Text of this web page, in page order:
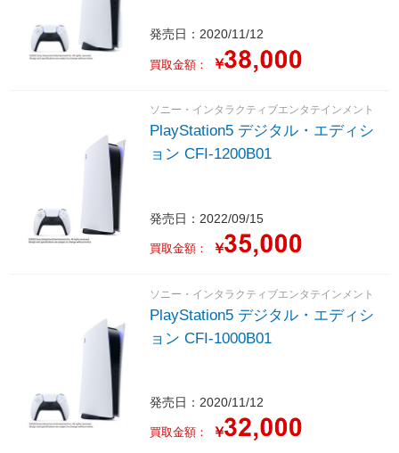
発売日：2020/11/12
買取金額： ￥
ソニー・インタラクティブエンタテインメント
PlayStation5 デジタル・エディシ
ョン CFI-1200B01
発売日：2022/09/15
買取金額： ￥
ソニー・インタラクティブエンタテインメント
PlayStation5 デジタル・エディシ
ョン CFI-1000B01
発売日：2020/11/12
買取金額： ￥